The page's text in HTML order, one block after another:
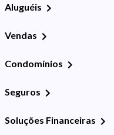
Aluguéis
Vendas
Condomínios
Seguros
Soluções Financeiras